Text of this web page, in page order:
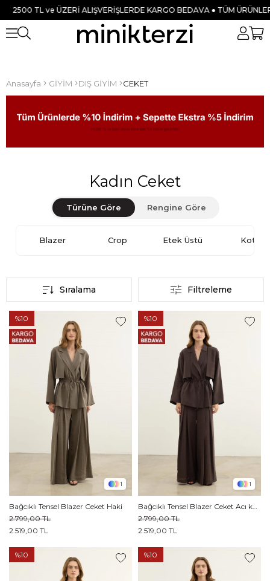
ALIŞVERİŞLERDE KARGO BEDAVA ● TÜM ÜRÜNLERDE %10
Anasayfa GİYİM DIŞ GİYİM CEKET
Kadın Ceket
Türüne Göre Rengine Göre
Blazer Crop Etek Üstü Kot
Filtreleme
Sıralama
1
Bağcıklı Tensel Blazer Ceket Haki
2.519,00 TL
2.799,00 TL
%10
1
2.519,00 TL
2.799,00 TL
%10
%10 %10